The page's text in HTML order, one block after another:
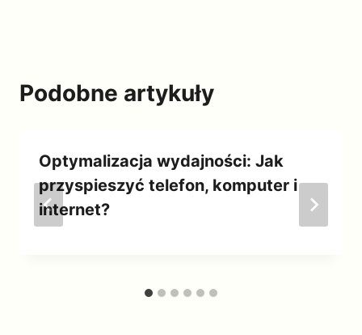
Podobne artykuły
Optymalizacja wydajności: Jak
przyspieszyć telefon, komputer i
internet?